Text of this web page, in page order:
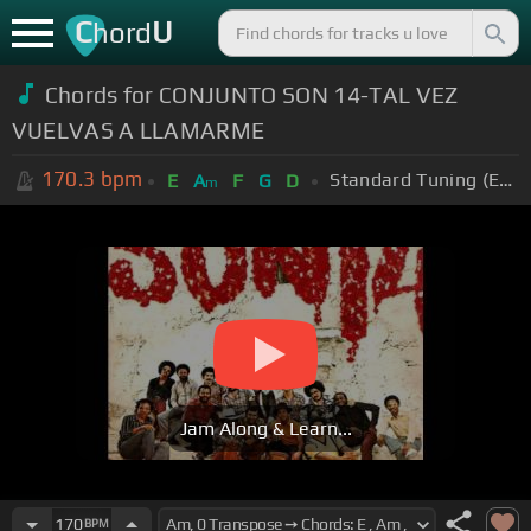
ChordU
Chords for CONJUNTO SON 14-TAL VEZ
VUELVAS A LLAMARME
170.3 bpm E Am F G D Standard Tuning (EADGBE)
Jam Along & Learn...
170BPM